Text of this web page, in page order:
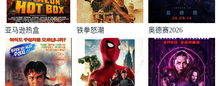
亚马逊热盒 铁拳怒潮 奥德赛2026